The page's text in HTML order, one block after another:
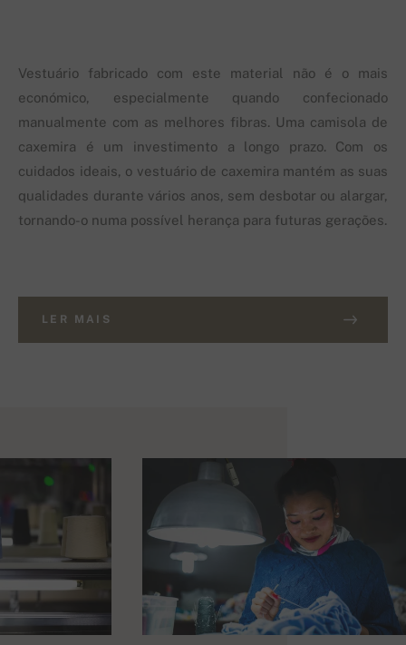
Vestuário fabricado com este material não é o mais
económico, especialmente quando confecionado
manualmente com as melhores fibras. Uma camisola de
caxemira é um investimento a longo prazo. Com os
cuidados ideais, o vestuário de caxemira mantém as suas
qualidades durante vários anos, sem desbotar ou alargar,
tornando-o numa possível herança para futuras gerações.
LER MAIS